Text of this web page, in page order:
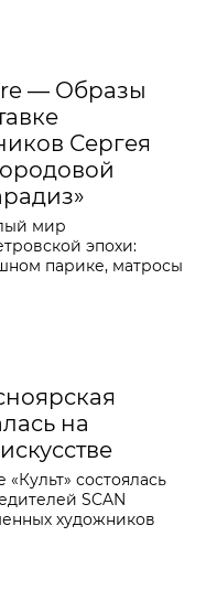
— Образы
Сергея
мир
эпохи:
парике, матросы
на
состоялась
SCAN
художников